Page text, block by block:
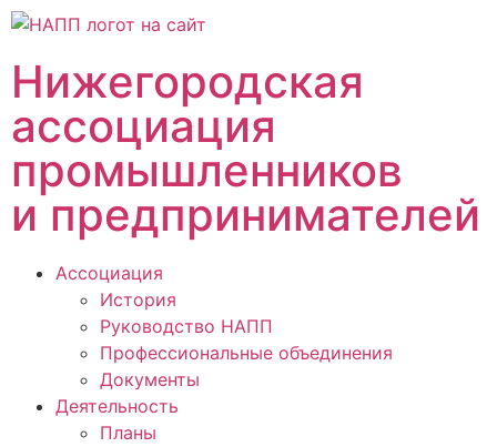
Нижегородская
ассоциация
промышленников
и предпринимателей
Ассоциация
История
Руководство НАПП
Профессиональные объединения
Документы
Деятельность
Планы